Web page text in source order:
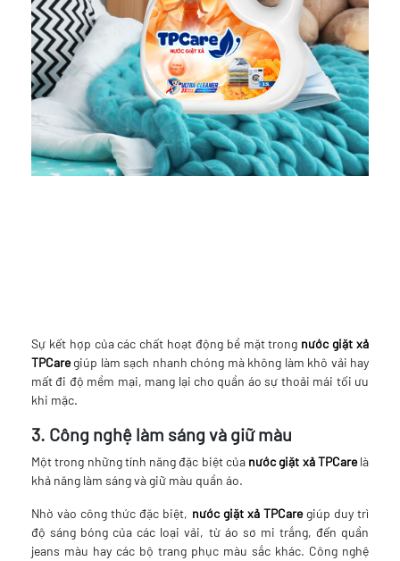
Sự kết hợp của các chất hoạt động bề mặt trong nước giặt xả
TPCaregiúp làm sạch nhanh chóng mà không làm khô vải hay
mất đi độ mềm mại, mang lại cho quần áo sự thoải mái tối ưu
khi mặc.
3. Công nghệ làm sáng và giữ màu
Một trong những tính năng đặc biệt của nước giặt xả TPCarelà
khả năng làm sáng và giữ màu quần áo.
Nhờ vào công thức đặc biệt, nước giặt xả TPCaregiúp duy trì
độ sáng bóng của các loại vải, từ áo sơ mi trắng, đến quần
jeans màu hay các bộ trang phục màu sắc khác. Công nghệ